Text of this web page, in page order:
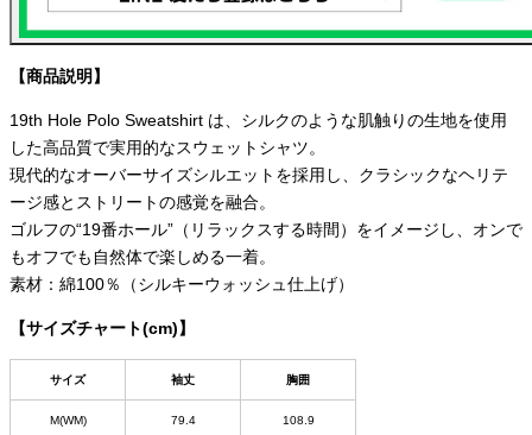
【商品説明】
19th Hole Polo Sweatshirt は、シルクのような肌触りの生地を使用
した高品質で実用的なスウェットシャツ。
現代的なオーバーサイズシルエットを採用し、クラシックなヘリテ
ージ感とストリートの感覚を融合。
ゴルフの“19番ホール”（リラックスする時間）をイメージし、オンで
もオフでも自然体で楽しめる一着。
素材：綿100％（シルキーウォッシュ仕上げ）
【サイズチャート(cm)】
サイズ 袖丈 胸囲
M(WM) 79.4 108.9